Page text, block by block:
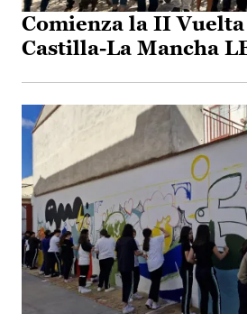
Comienza la II
Castilla-La Mancha